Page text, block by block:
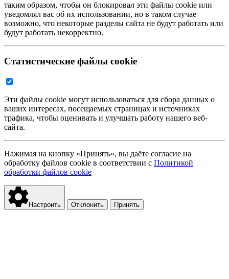
таким образом, чтобы он блокировал эти файлы cookie или
уведомлял вас об их использовании, но в таком случае
возможно, что некоторые разделы сайта не будут работать или
будут работать некорректно.
Статистические файлы cookie
Эти файлы cookie могут использоваться для сбора данных о
ваших интересах, посещаемых страницах и источниках
трафика, чтобы оценивать и улучшать работу нашего веб-
сайта.
Нажимая на кнопку «Принять», вы даёте согласие на
обработку файлов cookie в соответствии с Политикой
обработки файлов cookie
Настроить Отклонить Принять